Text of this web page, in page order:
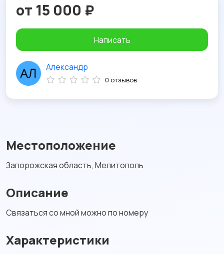
Местоположение
Запорожская область, Мелитополь
Описание
Связаться со мной можно по номеру
Характеристики
от 15 000 ₽
Написать
Александр
0 отзывов